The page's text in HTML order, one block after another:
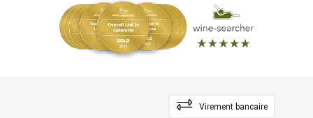
Virement bancaire